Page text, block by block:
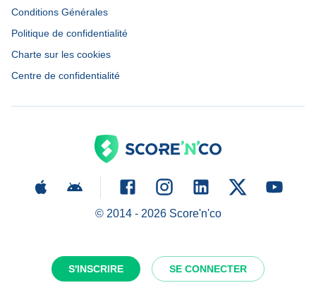
S'INSCRIRE SE CONNECTER
Conditions Générales
Politique de confidentialité
Charte sur les cookies
Centre de confidentialité
© 2014 - 2026Score'n'co